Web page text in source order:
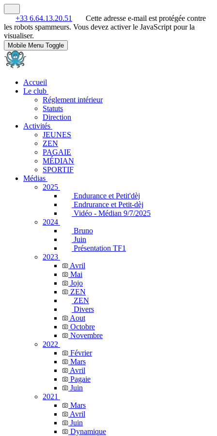
+33 6.64.13.20.51
Cette adresse e-mail est protégée contre
les robots spammeurs. Vous devez activer le JavaScript pour la
visualiser.
Mobile Menu Toggle
Accueil
Le club
Réglement intérieur
Statuts
Direction
Activités
JEUNES
ZEN
PAGAIE
MÉDIAN
SPORTIF
Médias
2025
Endurance et Petit'dèj
Endrurance et Petit-dèj
Vidéo - Médian 9/7/2025
2024
Bruno
Juin
Présentation TF1
2023
Avril
Mai
Jojo
ZEN
ZEN
Divers
Aout
Octobre
Novembre
2022
Février
Mars
Avril
Pagaie
Juin
2021
Mars
Avril
Juin
Dynamique